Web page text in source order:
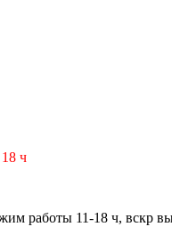
ч
работы 11-18 ч, вскр